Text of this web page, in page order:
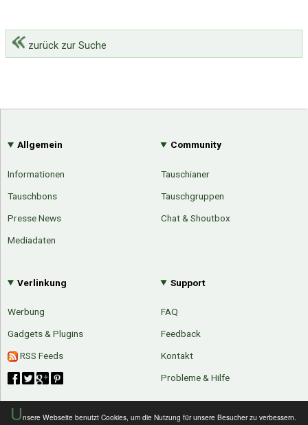
Unsere Webseite benutzt Cookies, um die Nutzung für unsere Besucher zu verbessern.
zurück zur Suche
Allgemein
Informationen
Tauschbons
Presse News
Mediadaten
Community
Tauschianer
Tauschgruppen
Chat & Shoutbox
Verlinkung
Werbung
Gadgets & Plugins
RSS Feeds
Support
FAQ
Feedback
Kontakt
Probleme & Hilfe